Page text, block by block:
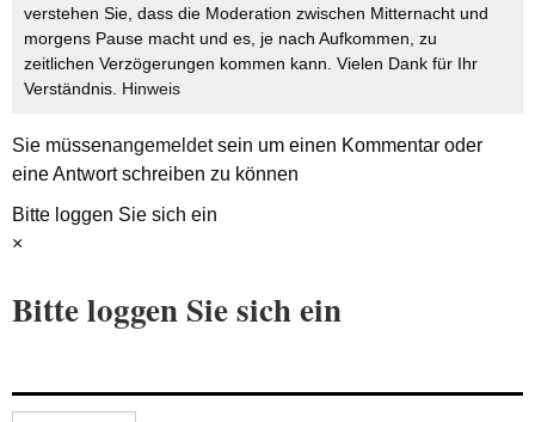
verstehen Sie, dass die Moderation zwischen Mitternacht und
morgens Pause macht und es, je nach Aufkommen, zu
zeitlichen Verzögerungen kommen kann. Vielen Dank für Ihr
Verständnis. Hinweis
Sie müssenangemeldetsein um einen Kommentar oder
eine Antwort schreiben zu können
Bitte loggen Sie sich ein
×
Bitte loggen Sie sich ein